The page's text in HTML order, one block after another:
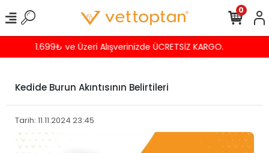
Havalede %4 İNDİRİM
0
Kedide Burun Akıntısının Belirtileri
Tarih: 11.11.2024 23:45